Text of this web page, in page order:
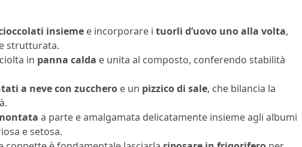
insieme e incorporare i tuorli d’uovo uno alla volta,
strutturata.
in panna calda e unita al composto, conferendo stabilità
a neve con zucchero e un pizzico di sale, che bilancia la
a parte e amalgamata delicatamente insieme agli albumi
e setosa.